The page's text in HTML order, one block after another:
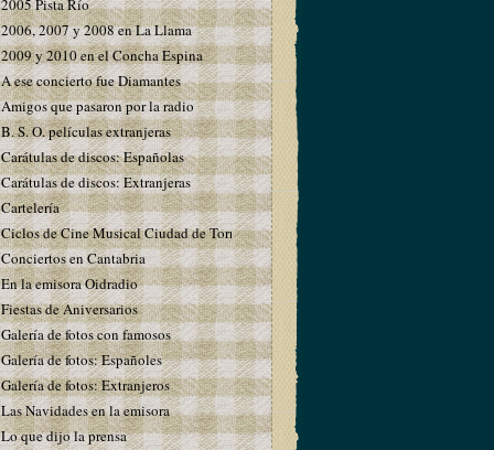
2005 Pista Río
2006, 2007 y 2008 en La Llama
2009 y 2010 en el Concha Espina
A ese concierto fue Diamantes
Amigos que pasaron por la radio
B. S. O. películas extranjeras
Carátulas de discos: Españolas
Carátulas de discos: Extranjeras
Cartelería
Ciclos de Cine Musical Ciudad de Torrelavega
Conciertos en Cantabria
En la emisora Oidradio
Fiestas de Aniversarios
Galería de fotos con famosos
Galería de fotos: Españoles
Galería de fotos: Extranjeros
Las Navidades en la emisora
Lo que dijo la prensa